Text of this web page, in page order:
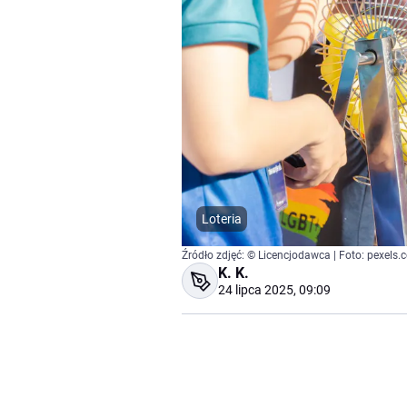
Loteria
Źródło zdjęć: © Licencjodawca | Foto:
K. K.
24 lipca 2025, 09:09